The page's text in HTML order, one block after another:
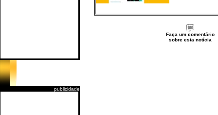
publicidade
Faça um comentário
sobre esta notícia